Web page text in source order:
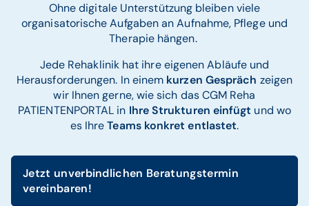
Ohne digitale Unterstützung bleiben viele
organisatorische Aufgaben an Aufnahme, Pflege und
Therapie hängen.
Jede Rehaklinik hat ihre eigenen Abläufe und
Herausforderungen. In einem kurzen Gespräch zeigen
wir Ihnen gerne, wie sich das CGM Reha
PATIENTENPORTAL in Ihre Strukturen einfügt und wo
es IhreTeams konkret entlastet.
Jetzt unverbindlichen Beratungstermin
vereinbaren!